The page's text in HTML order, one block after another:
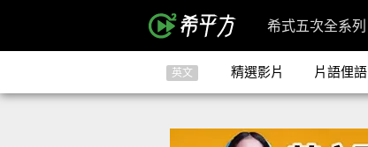
希式五次全系列
英文 精選影片 片語俚語